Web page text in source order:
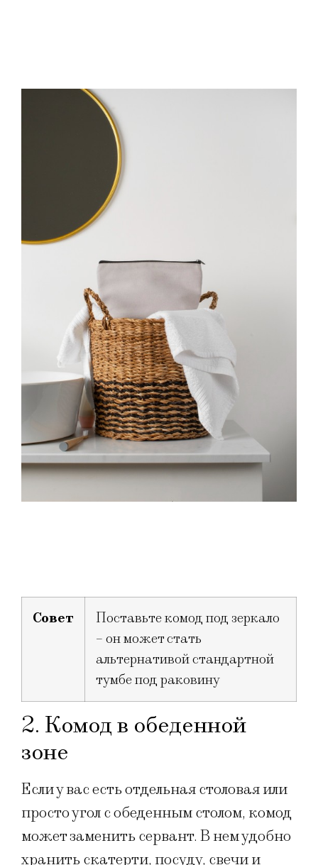
Совет
Поставьте комод под зеркало
– он может стать
альтернативой стандартной
тумбе под раковину
2. Комод в обеденной
зоне
Если у вас есть отдельная столовая или
просто угол с обеденным столом, комод
может заменить сервант. В нем удобно
хранить скатерти, посуду, свечи и